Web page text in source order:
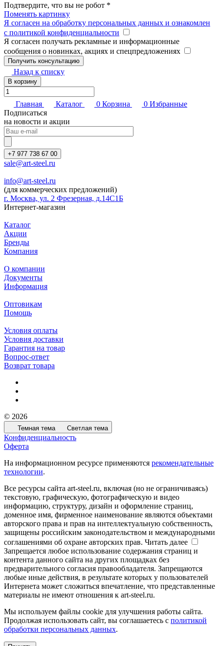
Подтвердите, что вы не робот *
Поменять картинку
Я согласен на обработку персональных данных и ознакомлен
с политикой конфиденциальности
Я согласен получать рекламные и информационные
сообщения о новинках, акциях и спецпредложениях
Назад к списку
В корзину
Главная Каталог 0 Корзина 0 Избранные
Подписаться
на новости и акции
+7 977 738 67 00
sale@art-steel.ru
info@art-steel.ru
(для коммерческих предложений)
г. Москва, ул. 2 Фрезерная, д.14С1Б
Интернет-магазин
Каталог
Акции
Бренды
Компания
О компании
Документы
Информация
Оптовикам
Помощь
Условия оплаты
Условия доставки
Гарантия на товар
Вопрос-ответ
Возврат товара
© 2026
Темная тема Светлая тема
Конфиденциальность
Оферта
На информационном ресурсе применяются рекомендательные
технологии.
Все ресурсы сайта art-steel.ru, включая (но не ограничиваясь)
текстовую, графическую, фотографическую и видео
информацию, структуру, дизайн и оформление страниц,
доменное имя, фирменное наименование являются объектами
авторского права и прав на интеллектуальную собственность,
защищены российским законодательством и международными
соглашениями об охране авторских прав. Читать далее
Запрещается любое использование содержания страниц и
контента данного сайта на других площадках без
предварительного согласия правообладателя. Запрещаются
любые иные действия, в результате которых у пользователей
Интернета может сложиться впечатление, что представленные
материалы не имеют отношения к art-steel.ru.
Мы используем файлы cookie для улучшения работы сайта.
Продолжая использовать сайт, вы соглашаетесь с политикой
обработки персональных данных.